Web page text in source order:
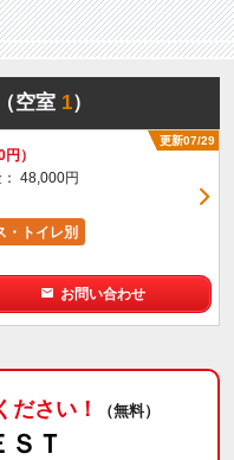
空室1）
更新07/29
）
48,000円
・トイレ別
お問い合わせ
ださい！ （無料）
ＳＴ